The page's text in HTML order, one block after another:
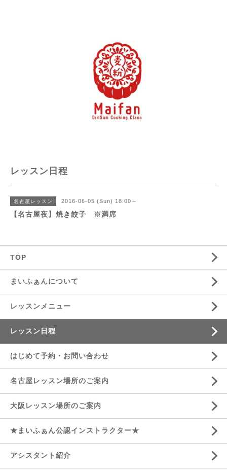
レッスン日程
名古屋レッスン 2016-06-05 (Sun) 18:00～
【名古屋夜】焼き餃子 ※満席
TOP
まいふぁんについて
レッスンメニュー
レッスン日程
はじめて予約・お問い合わせ
名古屋レッスン場所のご案内
大阪レッスン場所のご案内
★まいふぁん公認インストラクター★
アシスタント紹介